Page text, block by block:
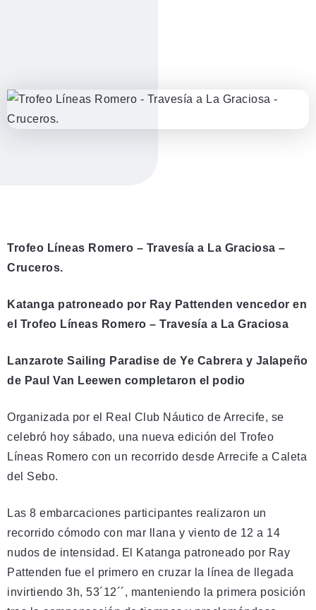
Trofeo Líneas Romero – Travesía a La Graciosa –
Cruceros.
Katanga patroneado por Ray Pattenden vencedor en
el Trofeo Líneas Romero – Travesía a La Graciosa
Lanzarote Sailing Paradise de Ye Cabrera y Jalapeño
de Paul Van Leewen completaron el podio
Organizada por el Real Club Náutico de Arrecife, se
celebró hoy sábado, una nueva edición del Trofeo
Líneas Romero con un recorrido desde Arrecife a Caleta
del Sebo.
Las 8 embarcaciones participantes realizaron un
recorrido cómodo con mar llana y viento de 12 a 14
nudos de intensidad. El Katanga patroneado por Ray
Pattenden fue el primero en cruzar la línea de llegada
invirtiendo 3h, 53´12´´, manteniendo la primera posición